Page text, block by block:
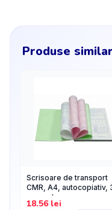
Produse
Scrisoare de transport
CMR, A4, autocopiativ,
exemplare
18.56lei